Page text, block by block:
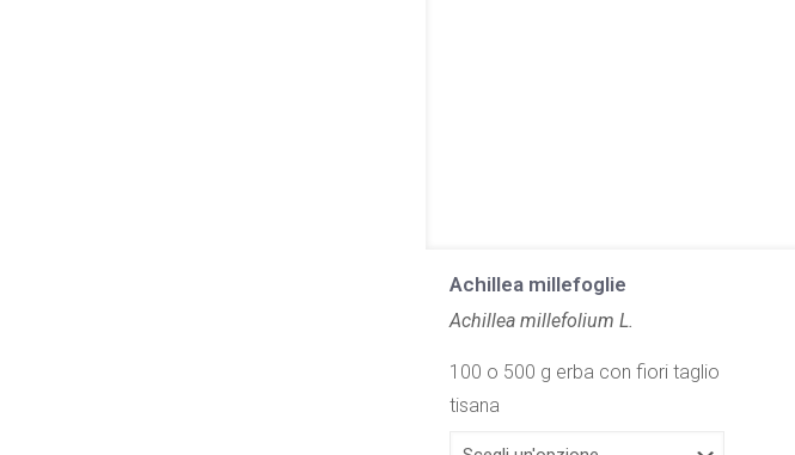
Achillea millefoglie
Achillea millefolium L.
100 o 500 g erba con fiori taglio
tisana